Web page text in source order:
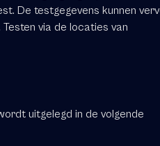
De testgegevens kunnen
via de locaties van
uitgelegd in de volgende